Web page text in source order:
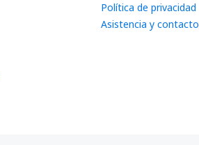
Política de privacidad
Asistencia y contacto